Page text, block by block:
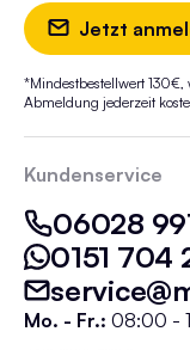
Jetzt
*Mindestbestellwert 130€,
Abmeldung jederzeit
Kundenservice
06028
0151 704
Mo. - Fr.: 08:00 -